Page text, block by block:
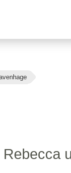
Rebecca